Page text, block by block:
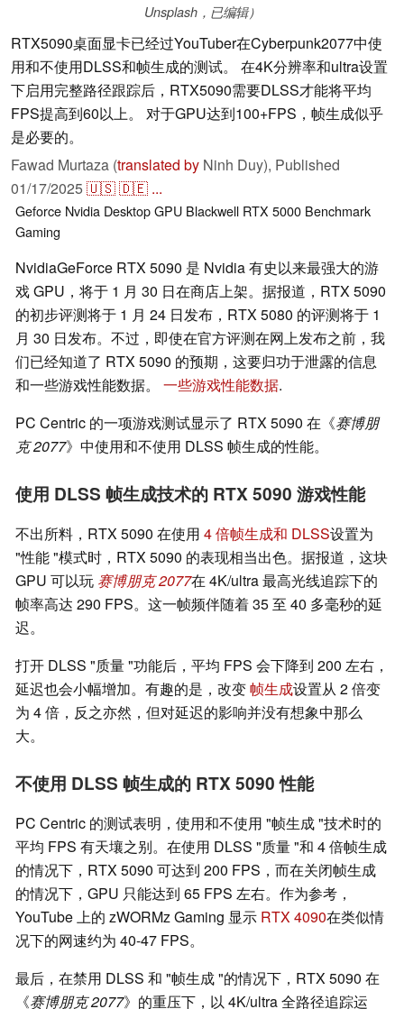
Unsplash，已编辑）
RTX5090桌面显卡已经过YouTuber在Cyberpunk2077中使
用和不使用DLSS和帧生成的测试。 在4K分辨率和ultra设置
下启用完整路径跟踪后，RTX5090需要DLSS才能将平均
FPS提高到60以上。 对于GPU达到100+FPS，帧生成似乎
是必要的。
Fawad Murtaza (translated by Ninh Duy), Published
01/17/2025🇺🇸🇩🇪 ...
Geforce Nvidia DesktopGPU Blackwell RTX 5000 Benchmark
Gaming
NvidiaGeForce RTX 5090 是 Nvidia 有史以来最强大的游
戏 GPU，将于 1 月 30 日在商店上架。据报道，RTX 5090
的初步评测将于 1 月 24 日发布，RTX 5080 的评测将于 1
月 30 日发布。不过，即使在官方评测在网上发布之前，我
们已经知道了 RTX 5090 的预期，这要归功于泄露的信息
和一些游戏性能数据。 一些游戏性能数据.
PC Centric 的一项游戏测试显示了 RTX 5090 在《赛博朋
克 2077》中使用和不使用 DLSS 帧生成的性能。
使用 DLSS 帧生成技术的 RTX 5090 游戏性能
不出所料，RTX 5090 在使用 4 倍帧生成和 DLSS设置为
"性能 "模式时，RTX 5090 的表现相当出色。据报道，这块
GPU 可以玩 赛博朋克 2077在 4K/ultra 最高光线追踪下的
帧率高达 290 FPS。这一帧频伴随着 35 至 40 多毫秒的延
迟。
打开 DLSS "质量 "功能后，平均 FPS 会下降到 200 左右，
延迟也会小幅增加。有趣的是，改变帧生成设置从 2 倍变
为 4 倍，反之亦然，但对延迟的影响并没有想象中那么
大。
不使用 DLSS 帧生成的 RTX 5090 性能
PC Centric 的测试表明，使用和不使用 "帧生成 "技术时的
平均 FPS 有天壤之别。在使用 DLSS "质量 "和 4 倍帧生成
的情况下，RTX 5090 可达到 200 FPS，而在关闭帧生成
的情况下，GPU 只能达到 65 FPS 左右。作为参考，
YouTube 上的 zWORMz Gaming 显示 RTX 4090在类似情
况下的网速约为 40-47 FPS。
最后，在禁用 DLSS 和 "帧生成 "的情况下，RTX 5090 在
《赛博朋克 2077》的重压下，以 4K/ultra 全路径追踪运